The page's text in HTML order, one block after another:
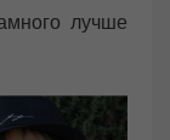
лучше